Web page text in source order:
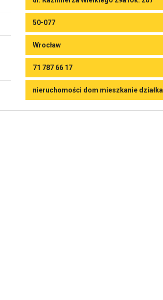
50-077
Wrocław
71 787 66 17
nieruchomości dom mieszkanie działka